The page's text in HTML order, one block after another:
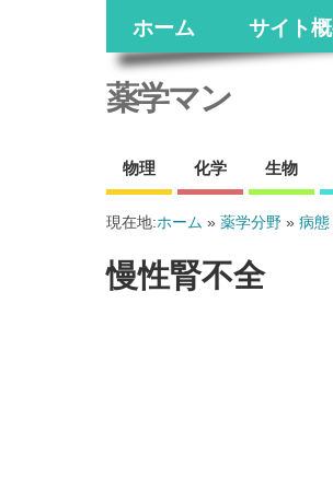
ホーム サイト
薬学マン
物理 化学 生物
現在地:ホーム » 薬学分野 » 病態
慢性腎不全